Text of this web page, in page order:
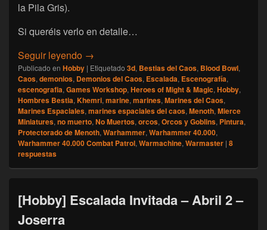
la Pila Gris).
Si queréis verlo en detalle…
Seguir leyendo [Escalada] Namarie, Mayo 2026
→
Publicado en Hobby | Etiquetado 3d, Bestias del Caos, Blood Bowl,
Caos, demonios, Demonios del Caos, Escalada, Escenografía,
escenografia, Games Workshop, Heroes of Might & Magic, Hobby,
Hombres Bestia, Khemri, marine, marines, Marines del Caos,
Marines Espaciales, marines espaciales del caos, Menoth, Mierce
Miniatures, no muerto, No Muertos, orcos, Orcos y Goblins, Pintura,
Protectorado de Menoth, Warhammer, Warhammer 40.000,
Warhammer 40.000 Combat Patrol, Warmachine, Warmaster | 8
respuestas
[Hobby] Escalada Invitada – Abril 2 –
Joserra